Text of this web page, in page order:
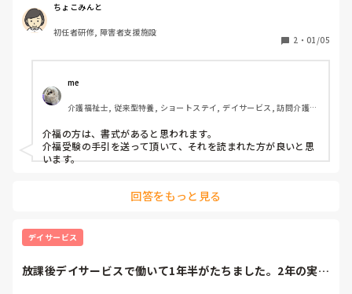
訪問介護が6ヶ月目です。
放課後デイサービスの方に退職前に児童指導員の任用資格の
ます。
介護福祉士も取りたい為、2事業所を合算させた勤務日数で
の証明も必要になるのですが
児童指導員の証明とは別に作成をお願いしたほうがいいので
しょうか？
ちょこみんと
初任者研修, 障害者支援施設
2 ・ 01/05
me
介護福祉士, 従来型特養, ショートステイ, デイサービス, 訪問介護,
介福の方は、書式があると思われます。
介福受験の手引を送って頂いて、それを読まれた方が良いと思
います。
回答をもっと見る
デイサービス
放課後デイサービスで働いて1年半がたちました。2年の実務